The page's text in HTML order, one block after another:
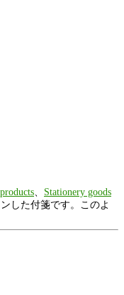
Stationery goods
した付箋です。このよ